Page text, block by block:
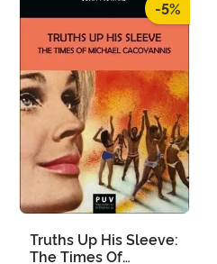
-5%
Truths Up His Sleeve:
The Times Of